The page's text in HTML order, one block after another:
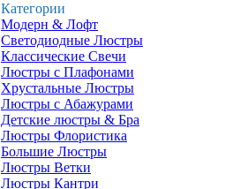
Категории
Модерн & Лофт
Светодиодные Люстры
Классические Свечи
Люстры с Плафонами
Хрустальные Люстры
Люстры с Абажурами
Детские люстры & Бра
Люстры Флористика
Большие Люстры
Люстры Ветки
Люстры Кантри